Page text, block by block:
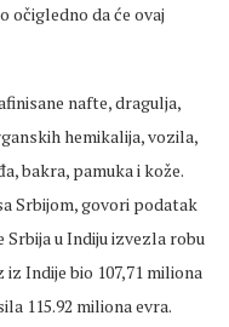
očigledno da će ovaj
nafte, dragulja,
hemikalija, vozila,
bakra, pamuka i kože.
Srbijom, govori podatak
Srbija u Indiju izvezla robu
Indije bio 107,71 miliona
115.92 miliona evra.